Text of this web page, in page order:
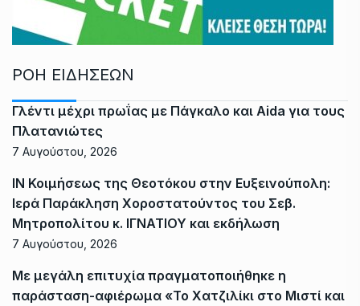
ΡΟΗ ΕΙΔΗΣΕΩΝ
Γλέντι μέχρι πρωΐας με Πάγκαλο και Aida για τους
Πλατανιώτες
7 Αυγούστου, 2026
ΙΝ Κοιμήσεως της Θεοτόκου στην Ευξεινούπολη:
Ιερά Παράκληση Χοροστατούντος του Σεβ.
Μητροπολίτου κ. ΙΓΝΑΤΙΟΥ και εκδήλωση
7 Αυγούστου, 2026
Με μεγάλη επιτυχία πραγματοποιήθηκε η
παράσταση-αφιέρωμα «Το Χατζιλίκι στο Μιστί και